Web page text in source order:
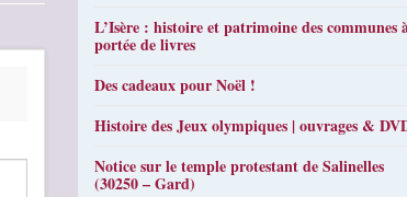
L’Isère : histoire et patrimoine des communes
portée de livres
Des cadeaux pour Noël !
Histoire des Jeux olympiques | ouvrages &
Notice sur le temple protestant de Salinelles
(30250 – Gard)